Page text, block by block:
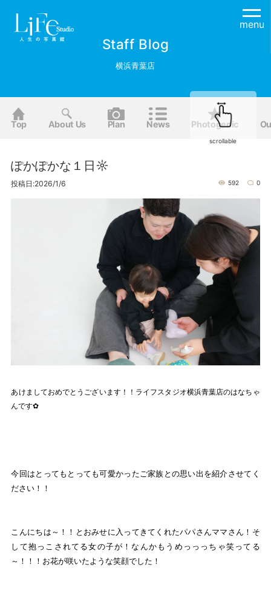
menu
Staff Blog
横浜青葉店
Top About Us Plan News Photogenic
ぽかぽかな１日☼
投稿日:2026/1/6 592 0
あけましておめでとうございます！！ライフスタジオ横浜青葉店のはなちゃ
んです✿
今回はとってもとっても可愛かったご家族との思い出を紹介させてく
ださい！！
こんにちは～！！とおみせに入ってきてくれたパパさんママさん！そ
して抱っこされてる女の子が！なんかもうめっっっちゃ笑ってる
～！！！お花が咲いたような笑顔でした！